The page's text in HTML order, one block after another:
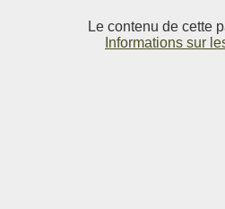
Le contenu de cette
Informations sur